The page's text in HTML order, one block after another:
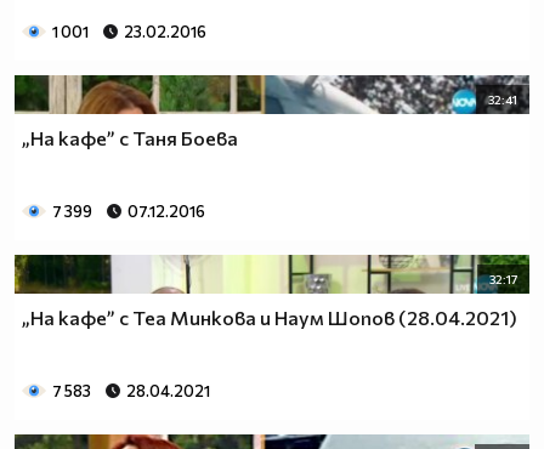
1 001 23.02.2016
32:41
„На кафе” с Таня Боева
7 399 07.12.2016
32:17
„На кафе” с Теа Минкова и Наум Шопов (28.04.2021)
7 583 28.04.2021